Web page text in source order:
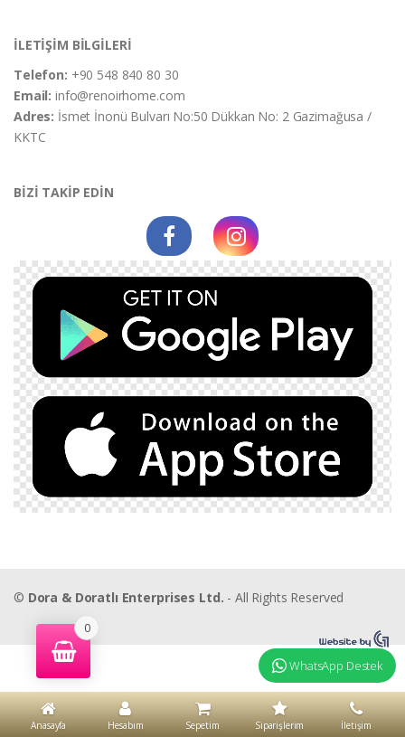
İLETİŞİM BİLGİLERİ
Telefon: +90 548 840 80 30
Email:info@renoirhome.com
Adres: İsmet İnonü Bulvarı No:50 Dükkan No: 2 Gazimağusa /
KKTC
BİZİ TAKİP EDİN
© Dora & Doratlı Enterprises Ltd. - All Rights Reserved
0
WhatsApp Destek
Anasayfa Hesabım Sepetim Siparişlerim İletişim